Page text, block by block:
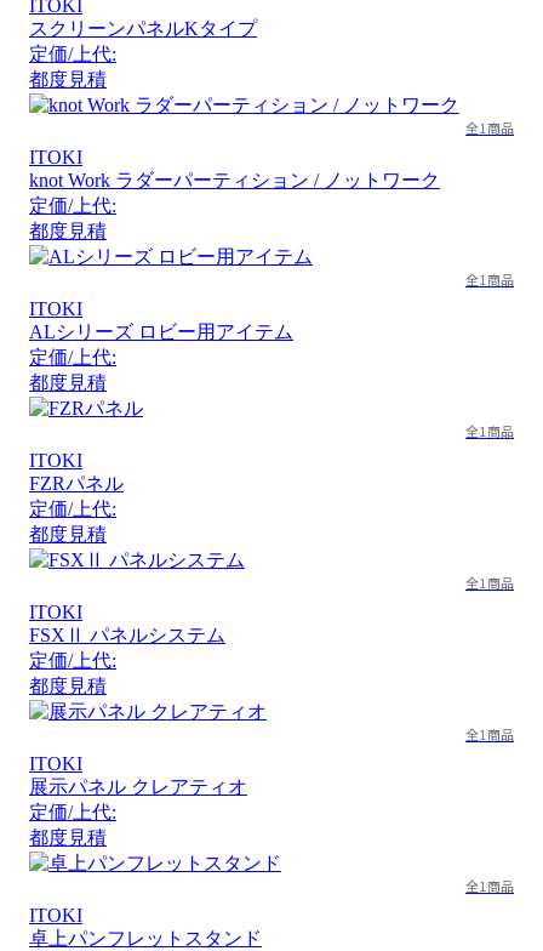
ITOKI
スクリーンパネルKタイプ
定価/上代:
都度見積
全1商品
ITOKI
knot Work ラダーパーティション / ノットワーク
定価/上代:
都度見積
全1商品
ITOKI
ALシリーズ ロビー用アイテム
定価/上代:
都度見積
全1商品
ITOKI
FZRパネル
定価/上代:
都度見積
全1商品
ITOKI
FSXⅡ パネルシステム
定価/上代:
都度見積
全1商品
ITOKI
展示パネル クレアティオ
定価/上代:
都度見積
全1商品
ITOKI
卓上パンフレットスタンド